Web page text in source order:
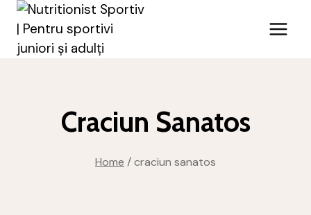
Skip
content
Craciun Sanatos
Home /craciun sanatos